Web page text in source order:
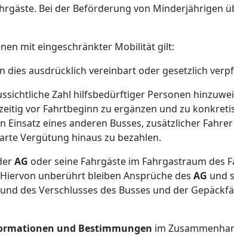
Bei der Beförderung von Minderjährigen
mit eingeschränkter Mobilität gilt:
dies ausdrücklich vereinbart oder gesetzlich
Zahl hilfsbedürftiger Personen
vor Fahrtbeginn zu ergänzen und zu
eines anderen Busses, zusätzlicher
Vergütung hinaus zu bezahlen.
AG oder seine Fahrgäste im Fahrgastraum des
unberührt bleiben Ansprüche des AG und
des Verschlusses des Busses und der
und Bestimmungen im